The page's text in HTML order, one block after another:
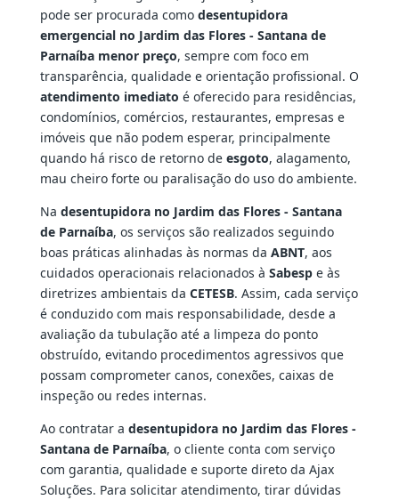
pode ser procurada como desentupidora
emergencial no Jardim das Flores - Santana de
Parnaíba menor preço, sempre com foco em
transparência, qualidade e orientação profissional. O
atendimento imediato é oferecido para residências,
condomínios, comércios, restaurantes, empresas e
imóveis que não podem esperar, principalmente
quando há risco de retorno de esgoto, alagamento,
mau cheiro forte ou paralisação do uso do ambiente.
Na desentupidora no Jardim das Flores - Santana
de Parnaíba, os serviços são realizados seguindo
boas práticas alinhadas às normas da ABNT, aos
cuidados operacionais relacionados à Sabespe às
diretrizes ambientais da CETESB. Assim, cada serviço
é conduzido com mais responsabilidade, desde a
avaliação da tubulação até a limpeza do ponto
obstruído, evitando procedimentos agressivos que
possam comprometer canos, conexões, caixas de
inspeção ou redes internas.
Ao contratar a desentupidora no Jardim das Flores -
Santana de Parnaíba, o cliente conta com serviço
com garantia, qualidade e suporte direto da Ajax
Soluções. Para solicitar atendimento, tirar dúvidas